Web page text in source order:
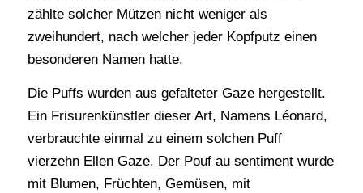
zählte solcher Mützen nicht weniger als
zweihundert, nach welcher jeder Kopfputz einen
besonderen Namen hatte.
Die Puffs wurden aus gefalteter Gaze hergestellt.
Ein Frisurenkünstler dieser Art, Namens Léonard,
verbrauchte einmal zu einem solchen Puff
vierzehn Ellen Gaze. Der Pouf au sentiment wurde
mit Blumen, Früchten, Gemüsen, mit